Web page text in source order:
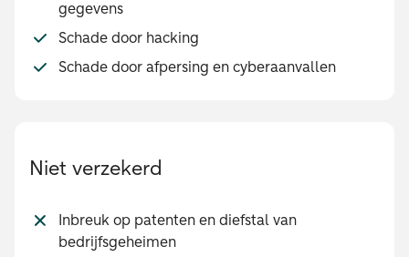
gegevens
Schade door hacking
Schade door afpersing en cyberaanvallen
Niet verzekerd
Inbreuk op patenten en diefstal van
bedrijfsgeheimen